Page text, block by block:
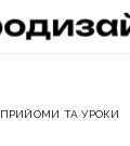
ПРИЙОМИ ТА УРОКИ